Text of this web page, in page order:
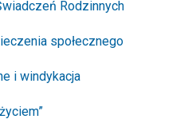
Rodzinnych
społecznego
i windykacja